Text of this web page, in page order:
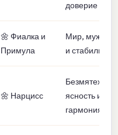
доверие
🌼 Фиалка и
Примула
Мир,
и
🌼 Нарцисс
ясность и
гармония